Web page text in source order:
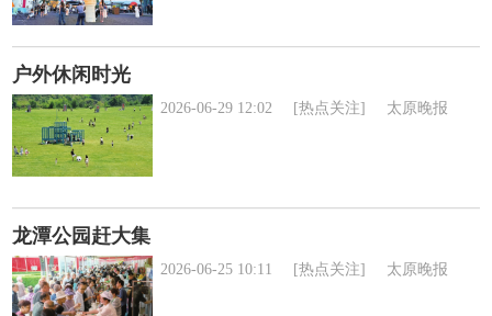
户外休闲时光
2026-06-29 12:02 [热点关注] 太原晚报
龙潭公园赶大集
2026-06-25 10:11 [热点关注] 太原晚报